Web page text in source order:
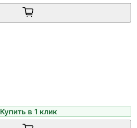
Купить в 1 клик